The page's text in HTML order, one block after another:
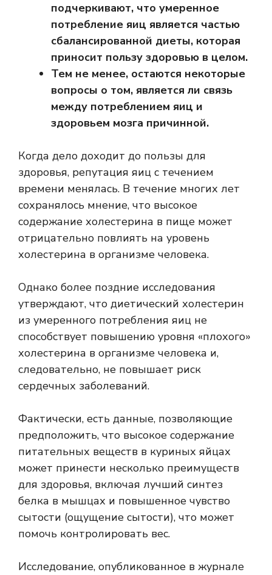
подчеркивают, что умеренное
потребление яиц является частью
сбалансированной диеты, которая
приносит пользу здоровью в целом.
Тем не менее, остаются некоторые
вопросы о том, является ли связь
между потреблением яиц и
здоровьем мозга причинной.
Когда дело доходит до пользы для
здоровья, репутация яиц с течением
времени менялась. В течение многих лет
сохранялось мнение, что высокое
содержание холестерина в пище может
отрицательно повлиять на уровень
холестерина в организме человека.
Однако более поздние исследования
утверждают, что диетический холестерин
из умеренного потребления яиц не
способствует повышению уровня «плохого»
холестерина в организме человека и,
следовательно, не повышает риск
сердечных заболеваний.
Фактически, есть данные, позволяющие
предположить, что высокое содержание
питательных веществ в куриных яйцах
может принести несколько преимуществ
для здоровья, включая лучший синтез
белка в мышцах и повышенное чувство
сытости (ощущение сытости), что может
помочь контролировать вес.
Исследование, опубликованное в журнале